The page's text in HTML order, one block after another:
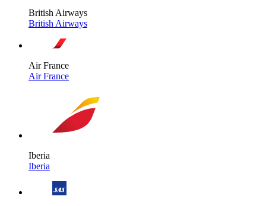
British Airways
British Airways
Air France
Air France
Iberia
Iberia